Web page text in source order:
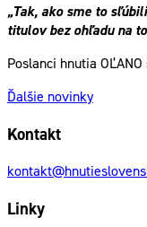
„Tak, ako sme to
titulov bez ohľadu na
Poslanci hnutia
Ďalšie novinky
Kontakt
Linky